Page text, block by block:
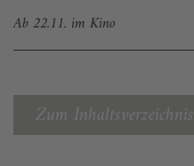
Ab 22.11. im Kino
Zum Inhaltsverzeichnis